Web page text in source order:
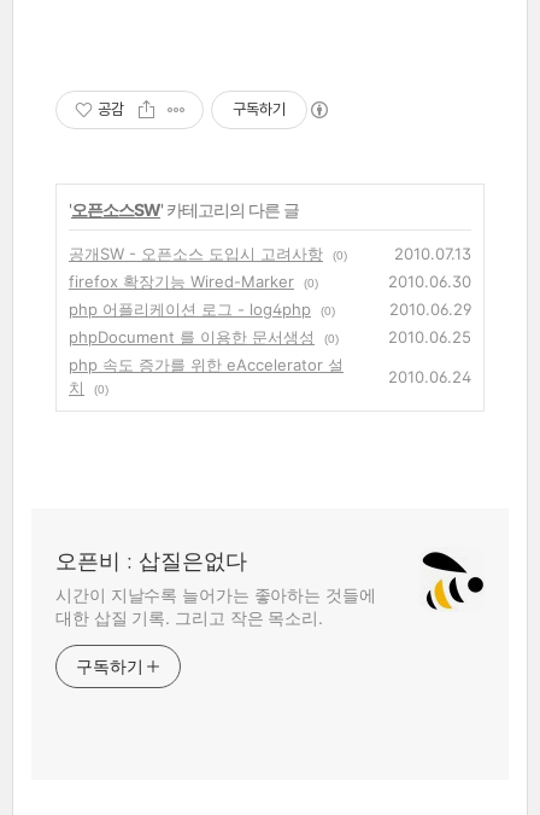
공감 구독하기
'오픈소스SW' 카테고리의 다른 글
공개SW - 오픈소스 도입시 고려사항 (0)
2010.07.13
firefox 확장기능 Wired-Marker
(0)
2010.06.30
php 어플리케이션 로그 - log4php
(0)
2010.06.29
phpDocument 를 이용한 문서생성
(0)
2010.06.25
php 속도 증가를 위한 eAccelerator 설
치
(0)
2010.06.24
오픈비 : 삽질은없다
시간이 지날수록 늘어가는 좋아하는 것들에
대한 삽질 기록. 그리고 작은 목소리.
구독하기